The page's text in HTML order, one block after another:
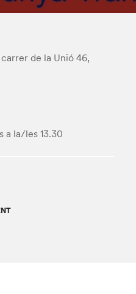
de la Unió 46,
a la/les 13.30